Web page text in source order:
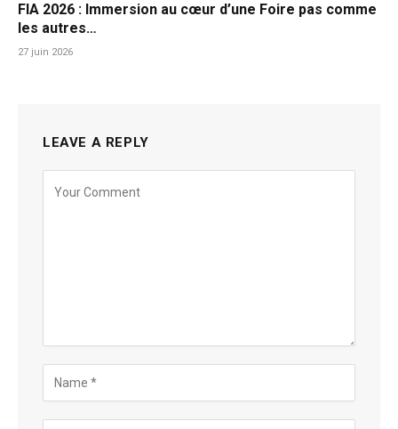
FIA 2026 : Immersion au cœur d’une Foire pas comme
les autres…
27 juin 2026
LEAVE A REPLY